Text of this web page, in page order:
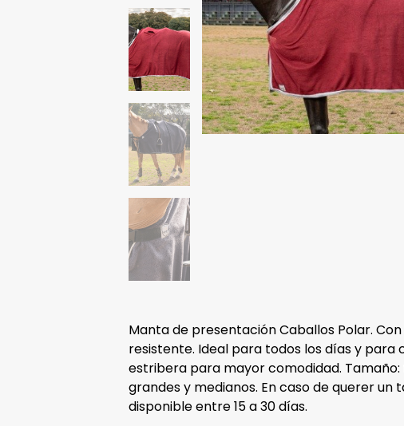
Manta de presentación Caballos Polar.
resistente. Ideal para todos los días y para
estribera para mayor comodidad.
grandes y medianos. En caso de querer un
disponible entre 15 a 30 días.